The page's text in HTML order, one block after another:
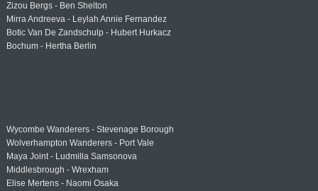
Zizou Bergs - Ben Shelton
Mirra Andreeva - Leylah Annie Fernandez
Botic Van De Zandschulp - Hubert Hurkacz
Bochum - Hertha Berlin
Wycombe Wanderers - Stevenage Borough
Wolverhampton Wanderers - Port Vale
Maya Joint - Ludmilla Samsonova
Middlesbrough - Wrexham
Elise Mertens - Naomi Osaka